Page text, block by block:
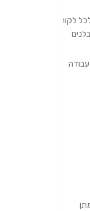
לקוח.
קבלנים